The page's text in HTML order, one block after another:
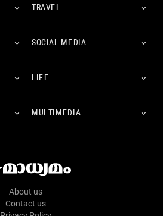
TRAVEL
SOCIAL MEDIA
LIFE
MULTIMEDIA
About us
Contact us